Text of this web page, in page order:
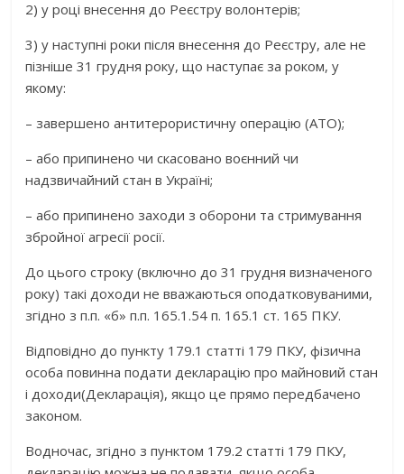
2) у році внесення до Реєстру волонтерів;
3)у наступні роки після внесення до Реєстру, але не
пізніше 31 грудня року, щонаступає за роком, у
якому:
–завершеноантитерористичну операцію (АТО);
–абоприпинено чи скасовано воєнний чи
надзвичайний стан в Україні;
–абоприпинено заходи з оборони та стримування
збройної агресіїросії.
До цього строку (включно до 31 грудня визначеного
року) такі доходине вважаються оподатковуваними,
згідно зп.п. «б»п.п. 165.1.54 п. 165.1 ст. 165 ПКУ.
Відповідно допункту 179.1 статті 179 ПКУ, фізична
особа повинна податидекларацію про майновий стан
і доходи(Декларація), якщо це прямо передбачено
законом.
Водночас, згідно зпунктом 179.2 статті 179 ПКУ,